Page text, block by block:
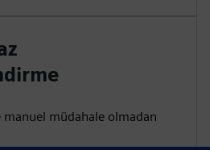
manuel müdahale olmadan